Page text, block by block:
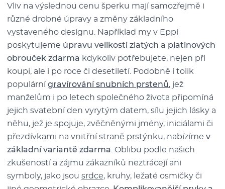
Vliv na výslednou cenu šperku mají samozřejmě i
různé drobné úpravy a změny základního
vystaveného designu. Například my v Eppi
poskytujeme úpravu velikosti zlatých a platinových
obrouček zdarma kdykoliv potřebujete, nejen při
koupi, ale i po roce či desetiletí. Podobně i tolik
populárnígravírování snubních prstenů, jež
manželům i po letech společného života připomíná
jejich svatební den vyrytým datem, sílu jejich lásky a
něhu, jež je spojuje, zvěčněnými jmény, iniciálami či
přezdívkami na vnitřní straně prstýnku, nabízíme v
základní variantě zdarma . Oblibu podle našich
zkušeností a zájmu zákazníků neztrácejí ani
symboly, jako jsou srdce, kruhy, ležaté osmičky či